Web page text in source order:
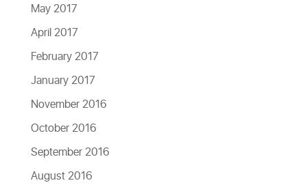
May 2017
April 2017
February 2017
January 2017
November 2016
October 2016
September 2016
August 2016